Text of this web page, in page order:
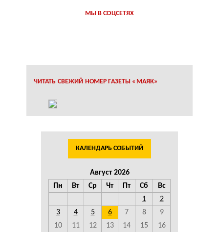
МЫ В СОЦСЕТЯХ
ЧИТАТЬ СВЕЖИЙ НОМЕР ГАЗЕТЫ «МАЯК»
КАЛЕНДАРЬ СОБЫТИЙ
Август 2026
Пн
Вт Ср Чт Пт Сб
Вс
1
2
3
4 5 6 7 8
9
10
11 12 13 14 15 16